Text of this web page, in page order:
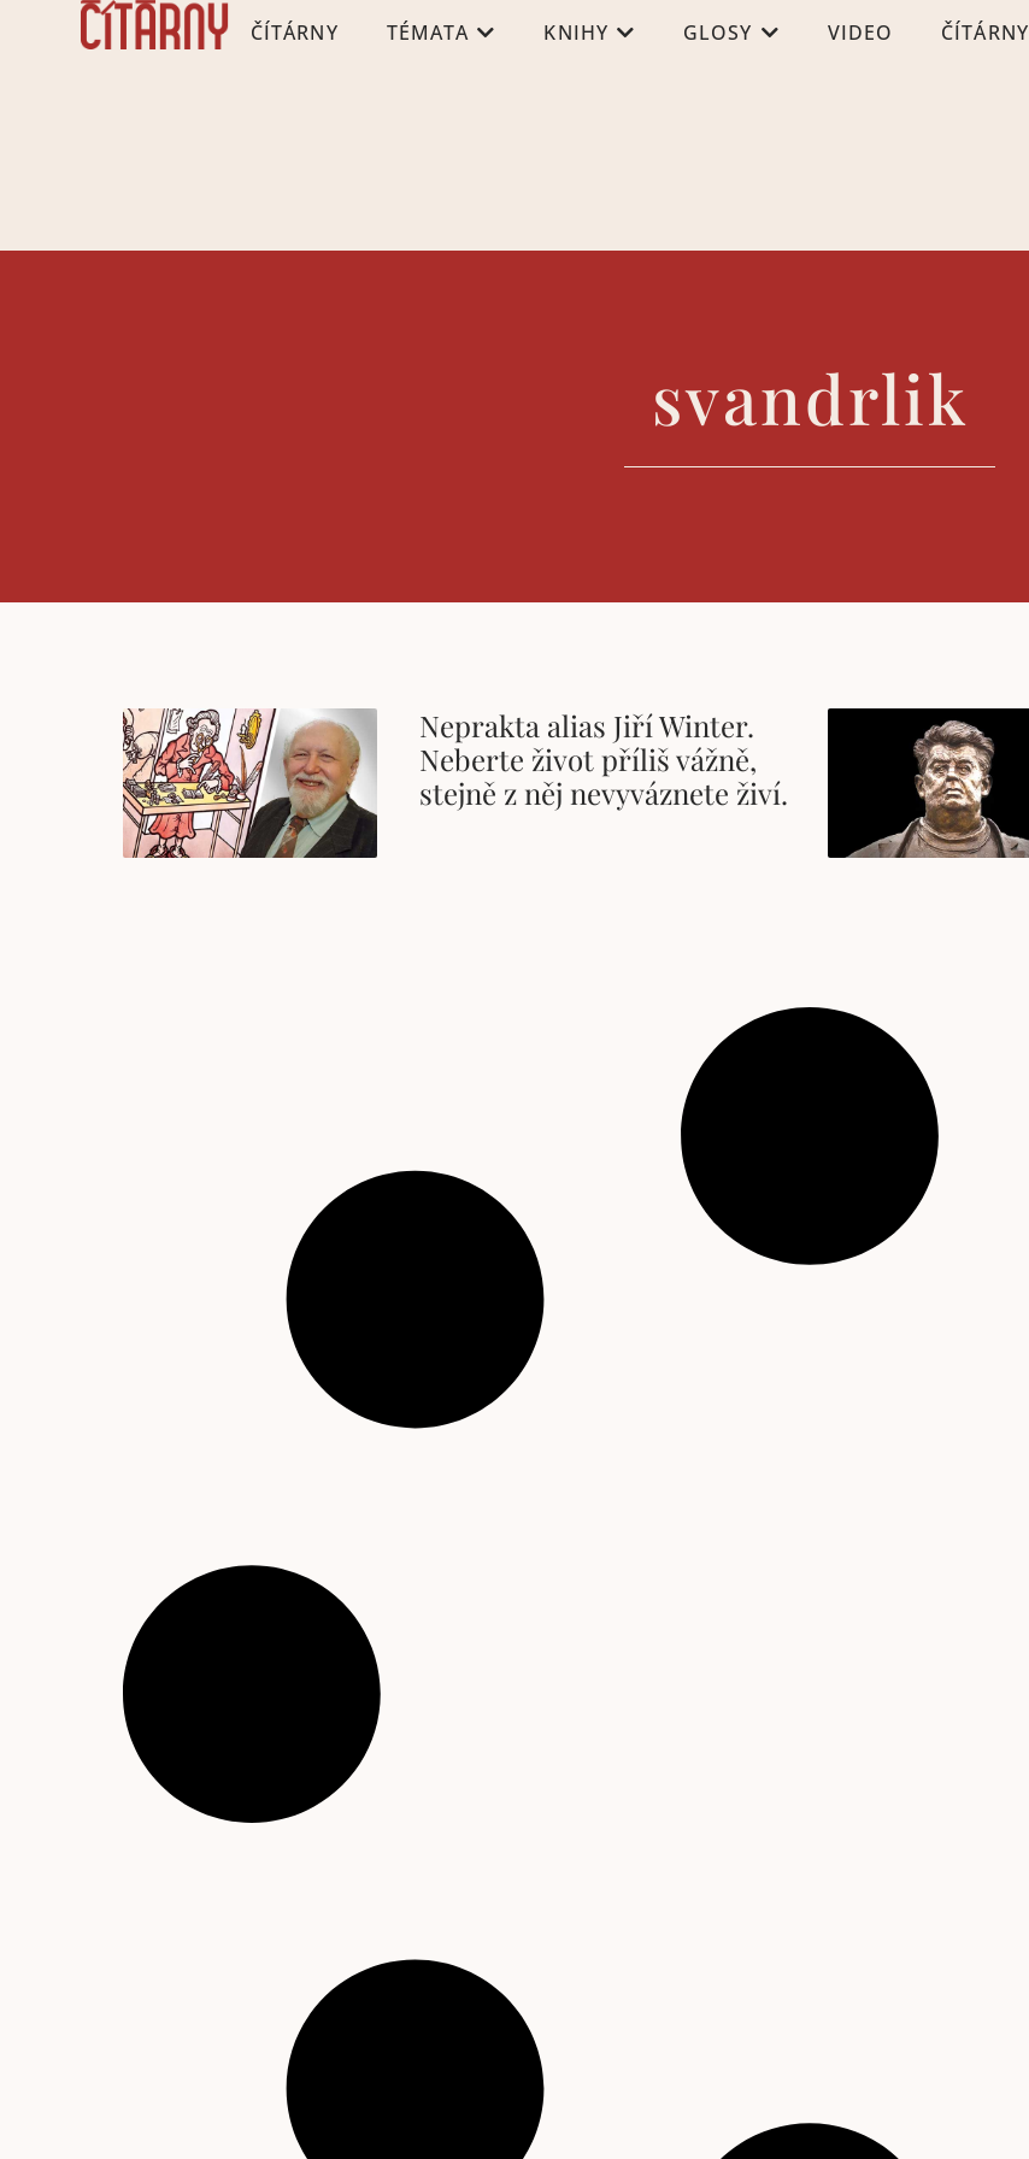
ČÍTÁRNY TÉMATA KNIHY GLOSY VIDEO ČÍTÁRNY
svandrlik
Neprakta alias Jiří Winter.
Neberte život příliš vážně,
stejně z něj nevyváznete živí.